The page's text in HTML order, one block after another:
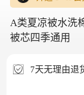
A类夏凉被水洗
被芯四季通用
7天无理由退